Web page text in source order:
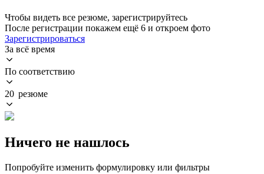
Чтобы видеть все резюме, зарегистрируйтесь
После регистрации покажем ещё 6 и откроем фото
Зарегистрироваться
За всё время
По соответствию
20 резюме
Ничего не нашлось
Попробуйте изменить формулировку или фильтры